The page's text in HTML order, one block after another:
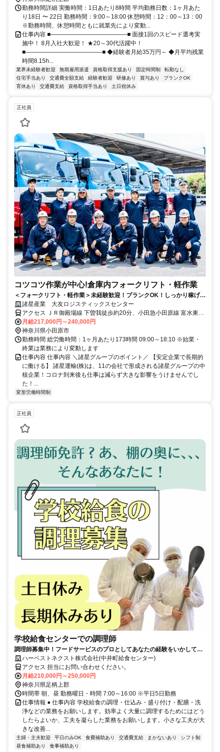
勤務時間詳細 実働時間：1日あたり8時間 平均勤務日数：1ヶ月あた
り18日 〜 22日 勤務時間：9:00～18:00 休憩時間：12：00～13：00
※勤務時間、休憩時間ともに就業先により変動...
仕事内容 ■―――――――――――――■ 面接1回のスピード選考実
施中！ 8月入社大歓迎！ ★20～30代活躍中！
■―――――――――――――■ ◆経験者月給35万円～ ◆月平均残業
時間8.15h...
業界未経験者歓迎 無期雇用派遣 資格取得支援あり 固定時間制
転勤なし
住宅手当あり
交通費全額支給 経験者歓迎 研修あり 賞与あり
ブランクOK
育休あり
交通費支給 資格取得手当あり 土日祝休み
正社員
コツコツ作業が中心!倉庫内フォークリフト・軽作業
＜フォークリフト・軽作業＞未経験歓迎！ブランクOK！しっかり稼げて
しっかり休める環境！長期安定★
諸星産業 大友ロジスティックスセンター
アクセス ＪＲ御殿場線 下曽我徒歩約20分、小田急小田原線 富水東口
徒歩約32分、ＪＲ御殿場線 上大井徒歩約37分
月給217,000円～240,000円
神奈川県小田原市
勤務時間 総労働時間：1ヶ月あたり173時間 09:00～18:10 ※始業・
終業は業務により変動します
仕事内容 仕事内容 ＼諸星グループのポイント／ 【安定企業で長期的
に働ける】 諸星運輸(株)は、11の会社で形成される諸星グループの中
核企業！コロナ到来後も仕事は減らず大きな影響をうけませんでし
た！...
変形労働時間制
正社員
学校給食センターでの調理師
調理師募集中！フードサービスのプロとしてあなたの経験をいかしてく
ださい♪
ハーベストネクスト株式会社(中井町給食センター)
アクセス 担当にお問い合わせください。
月給210,000円～250,000円
神奈川県足柄上郡
時間帯 朝、昼 勤務曜日・時間 7:00～16:00 ※平日5日勤務
仕事情報 ● 仕事内容 学校給食の調理・仕込み・盛り付け・配膳・洗
浄などの業務をお願いします。効率よく大量に調理するためにはどう
したらよいか、工夫を凝らした業務をお願いします。小さな工夫が大
きな改善...
主婦・主夫歓迎 平日のみOK 食費補助あり 交通費支給 まかないあり
シフト制
昼食補助あり
食事補助あり